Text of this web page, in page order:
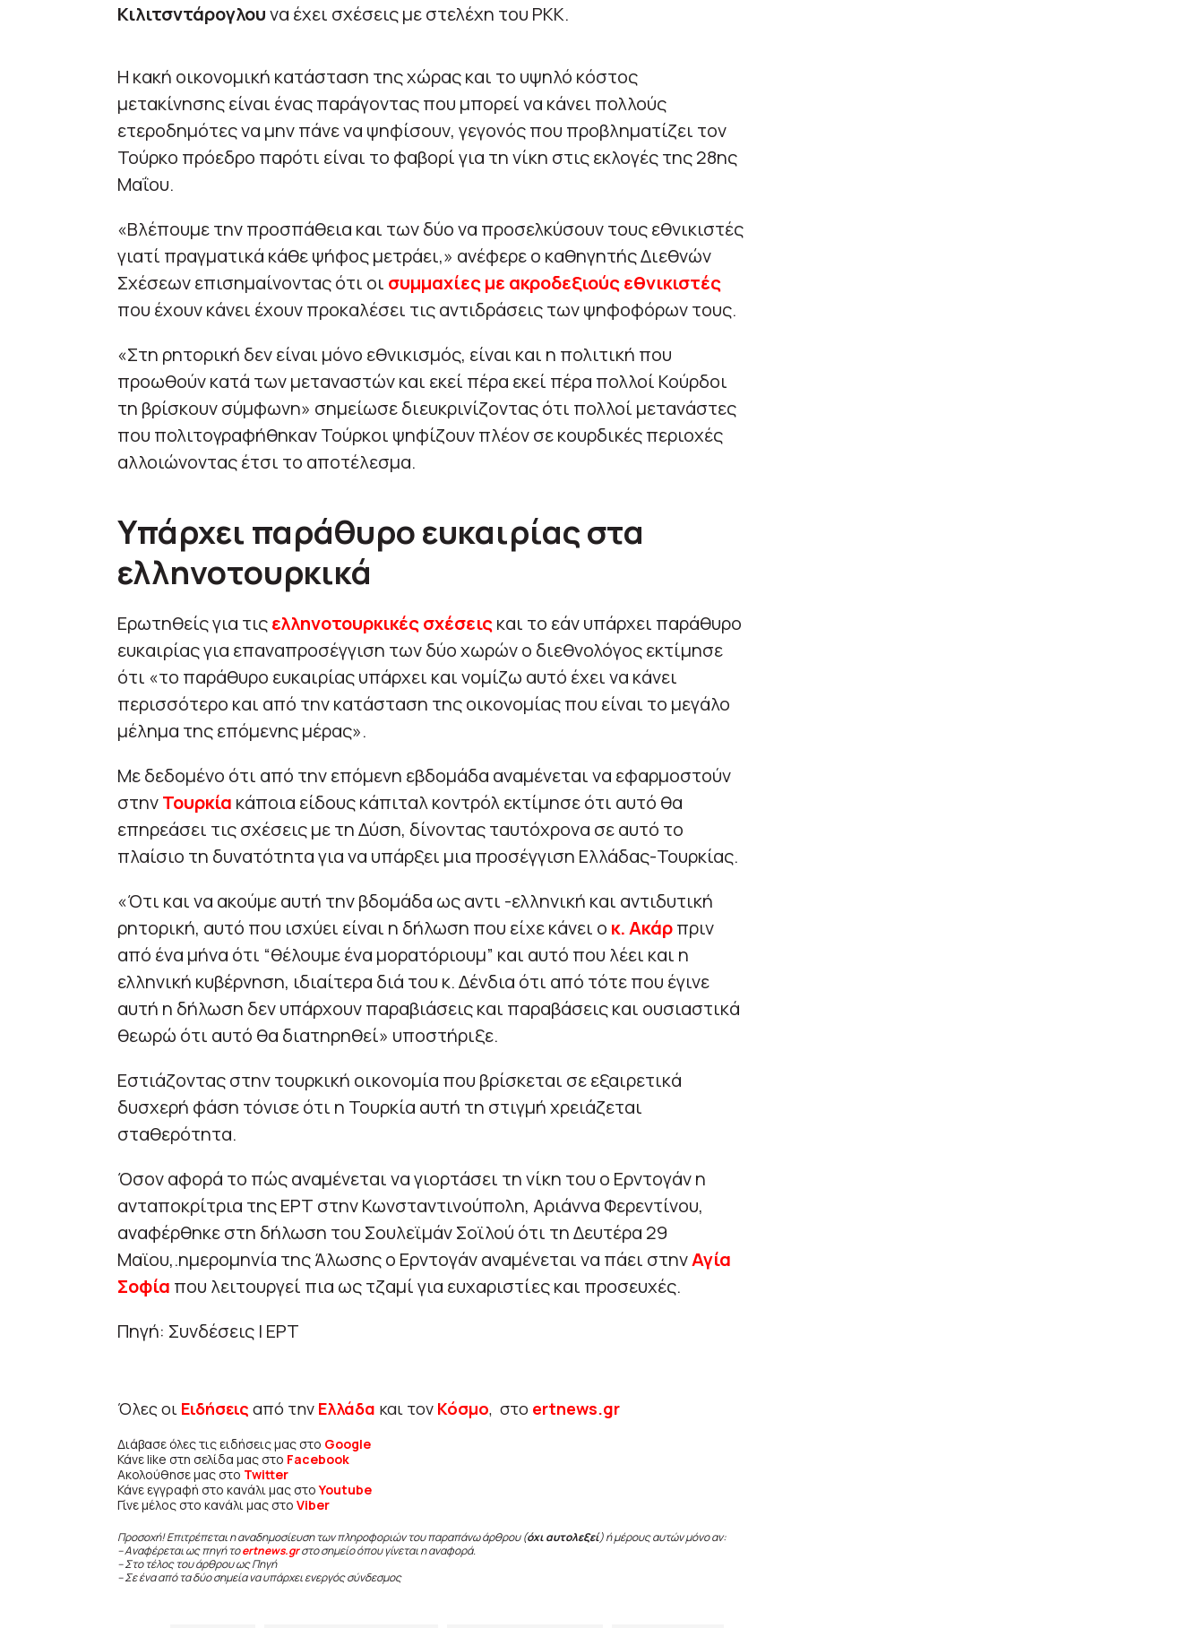
Κιλιτσντάρογλουνα έχει σχέσεις με στελέχη του PKK.
H κακή οικονομική κατάσταση της χώρας και το υψηλό κόστος
μετακίνησης είναι ένας παράγοντας που μπορεί να κάνει πολλούς
ετεροδημότες να μην πάνε να ψηφίσουν, γεγονός που προβληματίζει τον
Τούρκο πρόεδρο παρότι είναι το φαβορί για τη νίκη στις εκλογές της 28ης
Μαΐου.
«Βλέπουμε την προσπάθεια και των δύο να προσελκύσουν τους εθνικιστές
γιατί πραγματικά κάθε ψήφος μετράει,» ανέφερε ο καθηγητής Διεθνών
Σχέσεων επισημαίνοντας ότι οι συμμαχίες με ακροδεξιούς εθνικιστές
που έχουν κάνει έχουν προκαλέσει τις αντιδράσεις των ψηφοφόρων τους.
«Στη ρητορική δεν είναι μόνο εθνικισμός, είναι και η πολιτική που
προωθούν κατά των μεταναστών και εκεί πέρα εκεί πέρα πολλοί Κούρδοι
τη βρίσκουν σύμφωνη» σημείωσε διευκρινίζοντας ότι πολλοί μετανάστες
που πολιτογραφήθηκαν Τούρκοι ψηφίζουν πλέον σε κουρδικές περιοχές
αλλοιώνοντας έτσι το αποτέλεσμα.
Υπάρχει παράθυρο ευκαιρίας στα
ελληνοτουρκικά
Ερωτηθείς για τιςελληνοτουρκικές σχέσεις και το εάν υπάρχει παράθυρο
ευκαιρίας για επαναπροσέγγιση των δύο χωρών ο διεθνολόγος εκτίμησε
ότι «το παράθυρο ευκαιρίας υπάρχει και νομίζω αυτό έχει να κάνει
περισσότερο και από την κατάσταση της οικονομίας που είναι το μεγάλο
μέλημα της επόμενης μέρας».
Με δεδομένο ότι από την επόμενη εβδομάδα αναμένεται να εφαρμοστούν
στηνΤουρκία κάποια είδους κάπιταλ κοντρόλ εκτίμησε ότι αυτό θα
επηρεάσει τις σχέσεις με τη Δύση, δίνοντας ταυτόχρονα σε αυτό το
πλαίσιο τη δυνατότητα για να υπάρξει μια προσέγγιση Ελλάδας-Τουρκίας.
«Ότι και να ακούμε αυτή την βδομάδα ως αντι -ελληνική και αντιδυτική
ρητορική, αυτό που ισχύει είναι η δήλωση που είχε κάνει ο κ. Ακάρπριν
από ένα μήνα ότι “θέλουμε ένα μορατόριουμ” και αυτό που λέει και η
ελληνική κυβέρνηση, ιδιαίτερα διά του κ. Δένδια ότι από τότε που έγινε
αυτή η δήλωση δεν υπάρχουν παραβιάσεις και παραβάσεις και ουσιαστικά
θεωρώ ότι αυτό θα διατηρηθεί» υποστήριξε.
Εστιάζοντας στην τουρκική οικονομία που βρίσκεται σε εξαιρετικά
δυσχερή φάση τόνισε ότι η Τουρκία αυτή τη στιγμή χρειάζεται
σταθερότητα.
Όσον αφορά το πώς αναμένεται να γιορτάσει τη νίκη του ο Ερντογάν η
ανταποκρίτρια της ΕΡΤ στην Κωνσταντινούπολη, Αριάννα Φερεντίνου,
αναφέρθηκε στη δήλωση του Σουλεϊμάν Σοϊλού ότι τη Δευτέρα 29
Μαϊου,.ημερομηνία της Άλωσης ο Ερντογάν αναμένεται να πάει στηνΑγία
Σοφία που λειτουργεί πια ως τζαμί για ευχαριστίες και προσευχές.
Πηγή: Συνδέσεις | ΕΡΤ
Όλες οι Ειδήσεις από την Ελλάδα και τον Κόσμο, στο ertnews.gr
Διάβασε όλες τις ειδήσεις μας στο Google
Κάνε like στη σελίδα μας στο Facebook
Ακολούθησε μας στο Twitter
Κάνε εγγραφή στο κανάλι μας στοYoutube
Γίνε μέλος στο κανάλι μας στο Viber
Προσοχή! Επιτρέπεται η αναδημοσίευση των πληροφοριών του παραπάνω άρθρου (όχι αυτολεξεί) ή μέρους αυτών μόνο αν:
– Αναφέρεται ως πηγή τοertnews.gr στο σημείο όπου γίνεται η αναφορά.
– Στο τέλος του άρθρου ως Πηγή
– Σε ένα από τα δύο σημεία να υπάρχει ενεργός σύνδεσμος